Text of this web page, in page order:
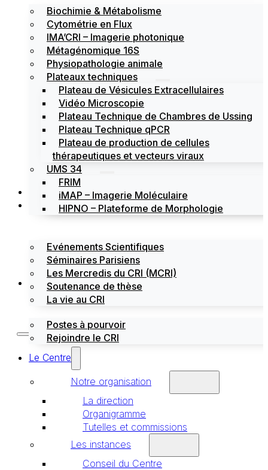
Biochimie & Métabolisme
Cytométrie en Flux
IMA’CRI – Imagerie photonique
Métagénomique 16S
Physiopathologie animale
Plateaux techniques
Plateau de Vésicules Extracellulaires
Vidéo Microscopie
Plateau Technique de Chambres de Ussing
Plateau Technique qPCR
Plateau de production de cellules
thérapeutiques et vecteurs viraux
UMS 34
FRIM
iMAP – Imagerie Moléculaire
HIPNO – Plateforme de Morphologie
Actualités
Évènements
Evénements Scientifiques
Séminaires Parisiens
Les Mercredis du CRI (MCRI)
Soutenance de thèse
La vie au CRI
Emploi / stages
Postes à pourvoir
Rejoindre le CRI
Le Centre
Notre organisation
La direction
Organigramme
Tutelles et commissions
Les instances
Conseil du Centre